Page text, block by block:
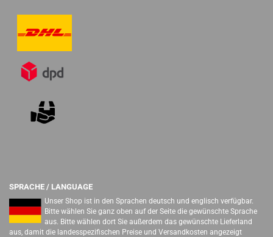
SPRACHE / LANGUAGE
Unser Shop ist in den Sprachen deutsch und englisch verfügbar.
Bitte wählen Sie ganz oben auf der Seite die gewünschte Sprache
aus. Bitte wählen dort Sie außerdem das gewünschte Lieferland
aus, damit die landesspezifischen Preise und Versandkosten angezeigt